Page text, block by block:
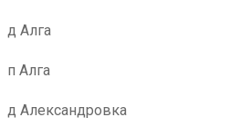
д Алга
п Алга
д Александровка